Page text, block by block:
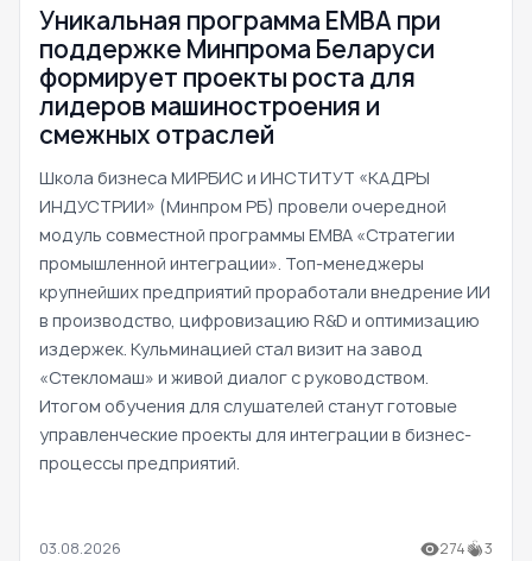
Уникальная программа ЕМВА при
поддержке Минпрома Беларуси
формирует проекты роста для
лидеров машиностроения и
смежных отраслей
Школа бизнеса МИРБИС и ИНСТИТУТ «КАДРЫ
ИНДУСТРИИ» (Минпром РБ) провели очередной
модуль совместной программы EMBA «Стратегии
промышленной интеграции». Топ-менеджеры
крупнейших предприятий проработали внедрение ИИ
в производство, цифровизацию R&D и оптимизацию
издержек. Кульминацией стал визит на завод
«Стекломаш» и живой диалог с руководством.
Итогом обучения для слушателей станут готовые
управленческие проекты для интеграции в бизнес-
процессы предприятий.
03.08.2026 274 3